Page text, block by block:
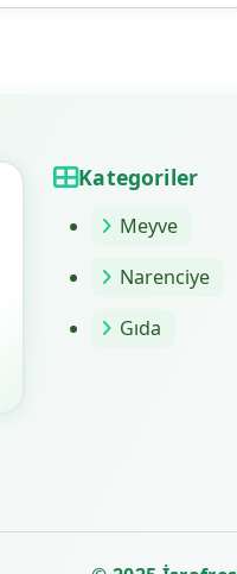
Kategoriler
Meyve
Narenciye
Gıda